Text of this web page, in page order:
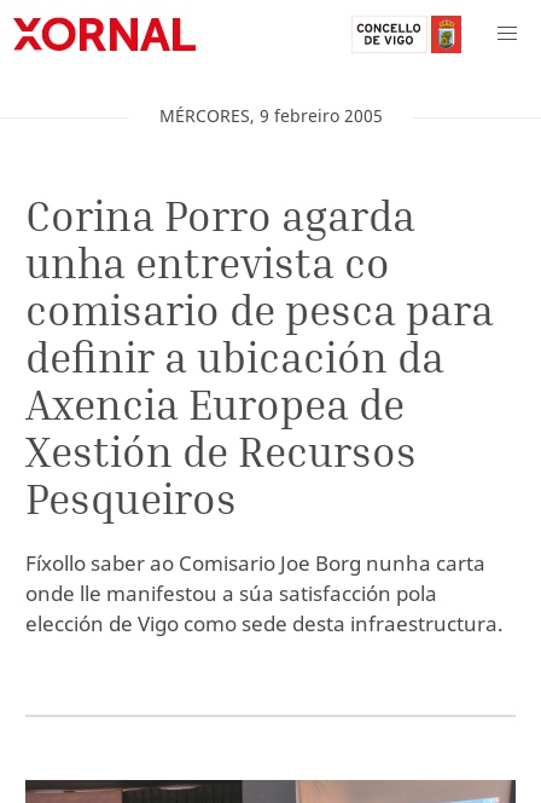
MÉRCORES, 9 febreiro 2005
Corina Porro agarda
unha entrevista co
comisario de pesca para
definir a ubicación da
Axencia Europea de
Xestión de Recursos
Pesqueiros
Fíxollo saber ao Comisario Joe Borg nunha carta
onde lle manifestou a súa satisfacción pola
elección de Vigo como sede desta infraestructura.